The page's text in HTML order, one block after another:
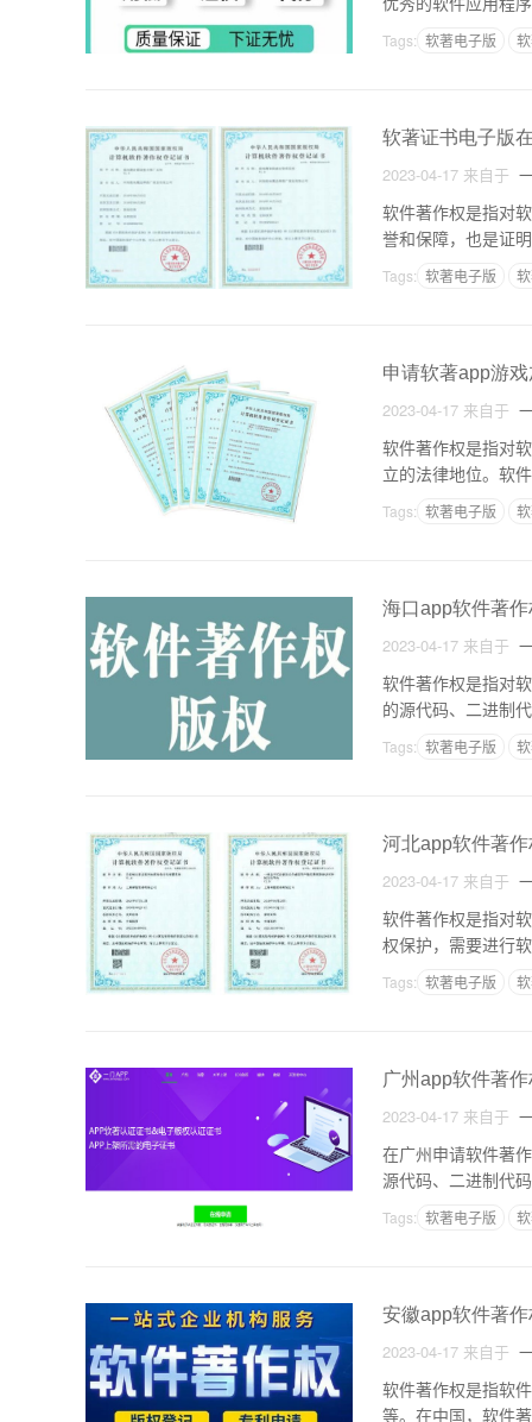
权在哪里可以办理
Tags: 软著电子版
软著证书电子版
2023-04-17 来自于
软件著作权是指对
誉和保障，也是证
著证书也不例外。
Tags: 软著电子版
申请软著app游
2023-04-17 来自于
软件著作权是指对
立的法律地位。软
软件著作权保护的
Tags: 软著电子版
海口app软件著作
2023-04-17 来自于
软件著作权是指对
的源代码、二进制
件需要获得著作权
Tags: 软著电子版
河北app软件著
2023-04-17 来自于
软件著作权是指对
权保护，需要进行
的费用河北省软件
Tags: 软著电子版
广州app软件著
2023-04-17 来自于
在广州申请软件著
源代码、二进制代
件著作权需要遵循
Tags: 软著电子版
安徽app软件著
2023-04-17 来自于
软件著作权是指软
等。在中国，软件